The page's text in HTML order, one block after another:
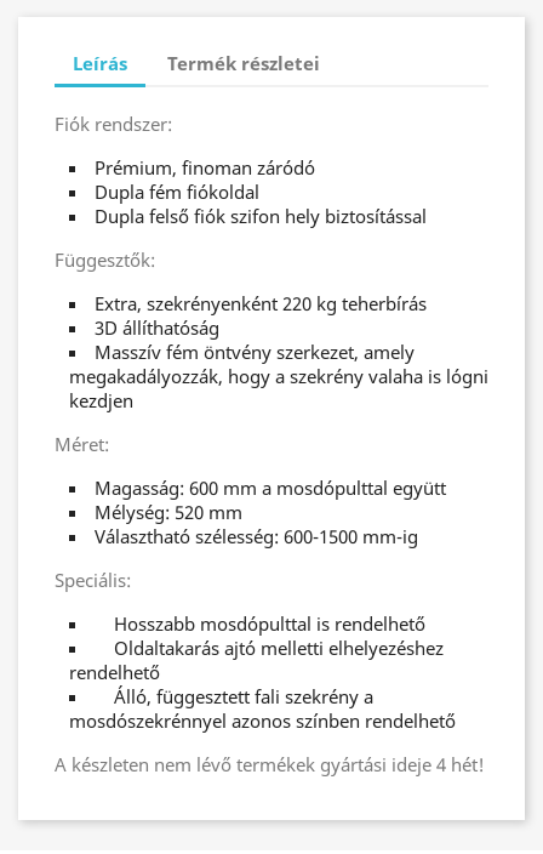
Leírás Termék részletei
Fiók rendszer:
Prémium, finoman záródó
Dupla fém fiókoldal
Dupla felső fiók szifon hely biztosítással
Függesztők:
Extra, szekrényenként 220 kg teherbírás
3D állíthatóság
Masszív fém öntvény szerkezet, amely
megakadályozzák, hogy a szekrény valaha is lógni
kezdjen
Méret:
Magasság: 600 mm a mosdópulttal együtt
Mélység: 520 mm
Választható szélesség: 600-1500 mm-ig
Speciális:
Hosszabb mosdópulttal is rendelhető
Oldaltakarás ajtó melletti elhelyezéshez
rendelhető
Álló, függesztett fali szekrény a
mosdószekrénnyel azonos színben rendelhető
A készleten nem lévő termékek gyártási ideje 4 hét!